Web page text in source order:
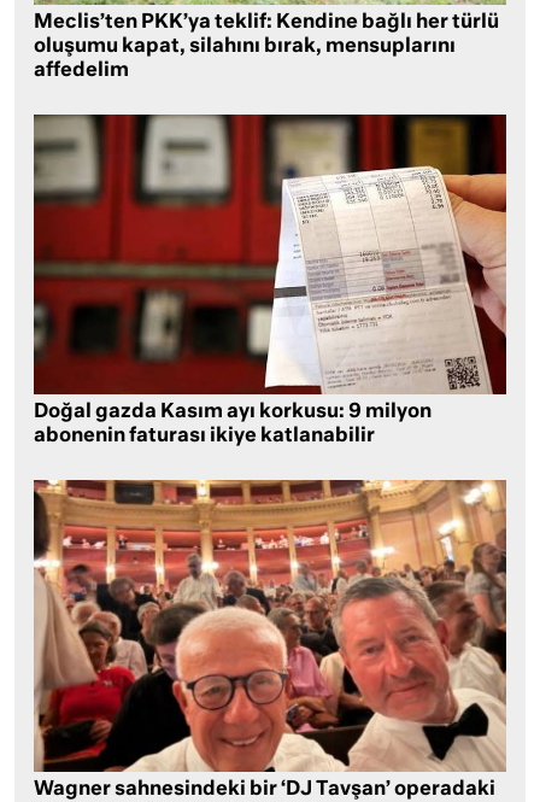
Meclis’ten PKK’ya teklif: Kendine bağlı her türlü
oluşumu kapat, silahını bırak, mensuplarını
affedelim
Doğal gazda Kasım ayı korkusu: 9 milyon
abonenin faturası ikiye katlanabilir
Wagner sahnesindeki bir ‘DJ Tavşan’ operadaki